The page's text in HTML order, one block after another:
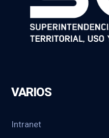
VARIOS
Intranet